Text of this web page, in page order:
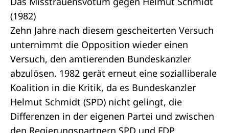
(1982)
Zehn Jahre nach diesem gescheiterten Versuch
unternimmt die Opposition wieder einen
Versuch, den amtierenden Bundeskanzler
abzulösen. 1982 gerät erneut eine sozialliberale
Koalition in die Kritik, da es Bundeskanzler
Helmut Schmidt (SPD) nicht gelingt, die
Differenzen in der eigenen Partei und zwischen
den Regierungspartnern SPD und FDP